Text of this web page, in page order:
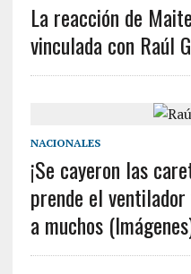
La reacción de
vinculada con Raúl
NACIONALES
¡Se cayeron las
prende el
a muchos